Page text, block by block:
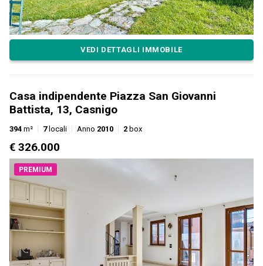
VEDI DETTAGLI IMMOBILE
Casa indipendente Piazza San Giovanni
Battista, 13, Casnigo
394 m² 7locali Anno 2010 2 box
€ 326.000
PREMIUM